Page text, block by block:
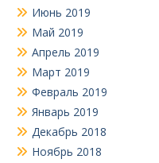
Июнь 2019
Май 2019
Апрель 2019
Март 2019
Февраль 2019
Январь 2019
Декабрь 2018
Ноябрь 2018